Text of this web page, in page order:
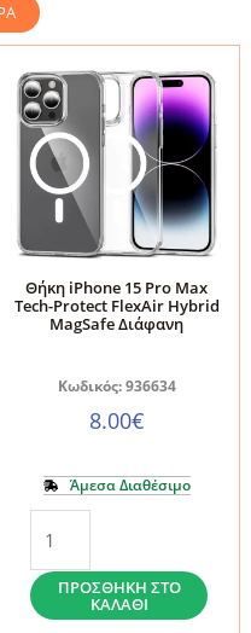
Θήκη iPhone 15 Pro Max
Tech-Protect FlexAir Hybrid
MagSafe Διάφανη
Κωδικός: 936634
8.00€
Άμεσα Διαθέσιμο
15
Pro
ΠΡΟΣΘΉΚΗ ΣΤΟ
ΚΑΛΆΘΙ